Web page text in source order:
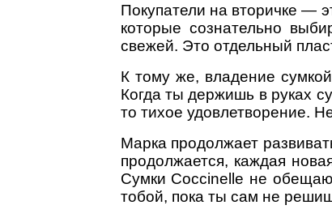
Покупатели на вторичке —
которые сознательно
свежей. Это отдельный
К тому же, владение
Когда ты держишь в руках
то тихое удовлетворение.
Марка продолжает
продолжается, каждая
Сумки Coccinelle не
тобой, пока ты сам не